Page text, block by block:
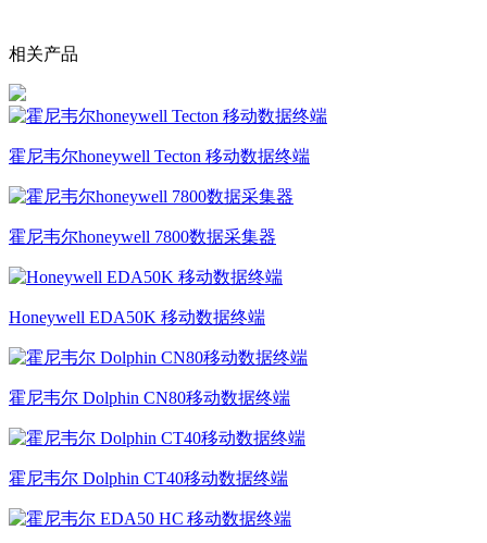
相关产品
霍尼韦尔honeywell Tecton 移动数据终端
霍尼韦尔honeywell 7800数据采集器
Honeywell EDA50K 移动数据终端
霍尼韦尔 Dolphin CN80移动数据终端
霍尼韦尔 Dolphin CT40移动数据终端